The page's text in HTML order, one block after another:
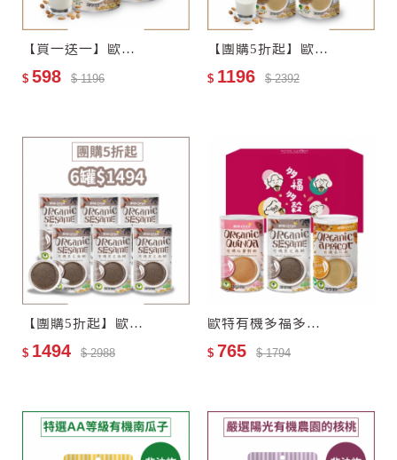
【買一送一】歐特自然栽培杏仁飲–零添加糖
$ 598 $ 1196
【團購5折起】歐特自然栽培杏仁飲–零添加糖4罐
$ 1196 $ 2392
【團購5折起】歐特有機黑芝麻糊6罐
$ 1494 $ 2988
歐特有機多福多穀禮盒(任選3入)
$ 765 $ 1794